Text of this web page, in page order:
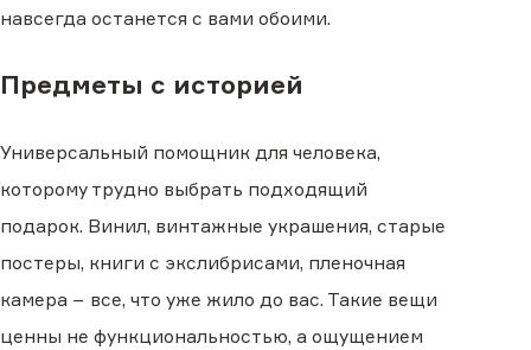
навсегда останется с вами обоими.
Предметы с историей
Универсальный помощник для человека,
которому трудно выбрать подходящий
подарок. Винил, винтажные украшения, старые
постеры, книги с экслибрисами, пленочная
камера − все, что уже жило до вас. Такие вещи
ценны не функциональностью, а ощущением